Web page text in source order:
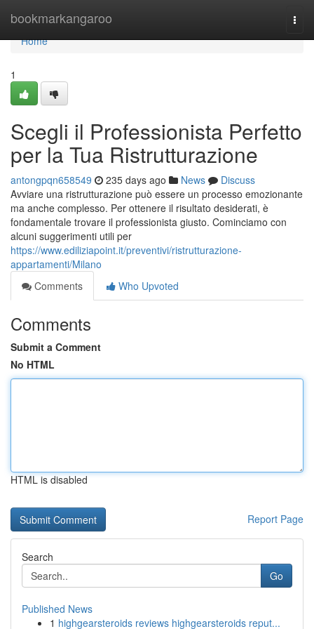
bookmarkangaroo
Home
Home
1
Scegli il Professionista Perfetto
per la Tua Ristrutturazione
antongpqn658549 235 days ago News
Discuss
Avviare una ristrutturazione può essere un processo emozionante
ma anche complesso. Per ottenere il risultato desiderati, è
fondamentale trovare il professionista giusto. Cominciamo con
alcuni suggerimenti utili per
https://www.ediliziapoint.it/preventivi/ristrutturazione-
appartamenti/Milano
Comments
Who Upvoted
Comments
Submit a Comment
No HTML
HTML is disabled
Report Page
Search
Go
Published News
1 highgearsteroids reviews highgearsteroids reput...